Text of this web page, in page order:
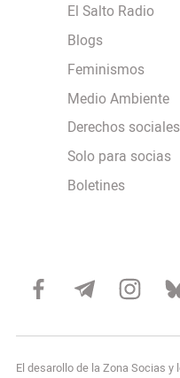
El Salto Radio
Blogs
Feminismos
Medio Ambiente
Derechos sociales
Solo para socias
Boletines
El desarollo de la Zona Socias